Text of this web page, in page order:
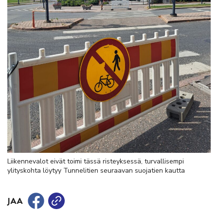
Liikennevalot eivät toimi tässä risteyksessä, turvallisempi
ylityskohta löytyy Tunnelitien seuraavan suojatien kautta
JAA